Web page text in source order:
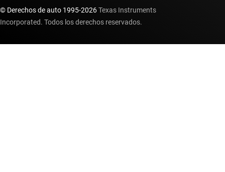
© Derechos de auto 1995-2026Texas Instruments
Incorporated. Todos los derechos reservados.